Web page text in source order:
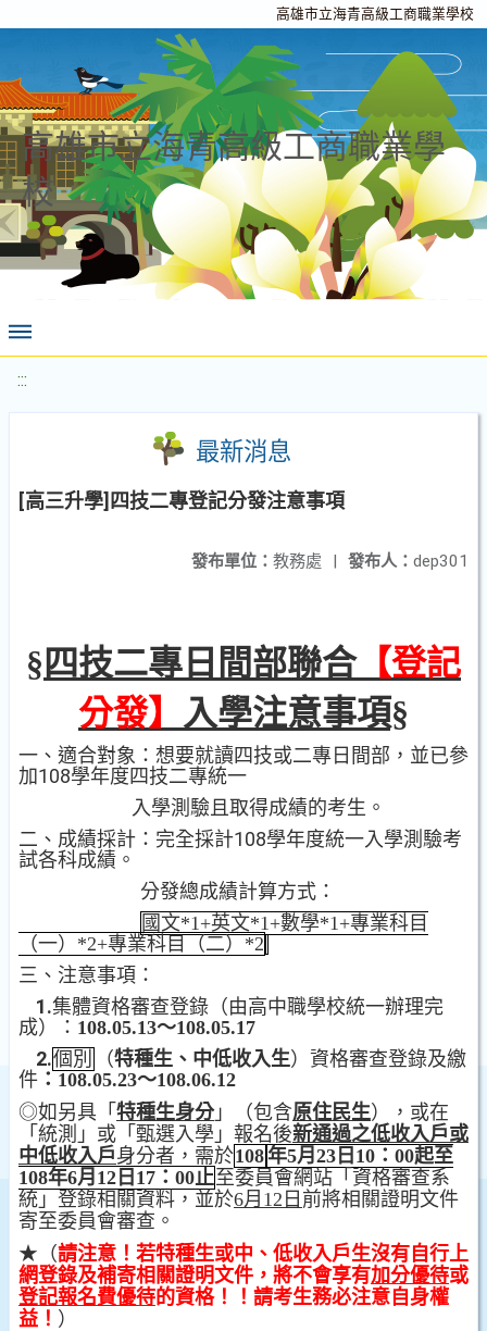
高雄市立海青高級工商職業學校
高雄市立海青高級工商職業學
校
:::
最新消息
[高三升學]四技二專登記分發注意事項
發布人： dep301
發布單位： 教務處 |
§四技二專日間部聯合【登記
分發】 入學注意事項§
一、適合對象： 想要就讀四技或二專日間部，並已參
加 108學年度四技二專統一
入學測驗且取得成績的考生。
二、成績採計： 完全採計108學年度統一入學測驗考
試各科成績。
分發總成績計算方式：
國文*1+英文*1+數學*1+專業科目
（一） *2+專業科目（二） *2
三、注意事項：
1.集體資格審查登錄 （由高中職學校統一辦理完
成）： 108.05.13～108.05.17
2.個別 （特種生、中低收入生） 資格審查登錄及繳
件 ： 108.05.23～108.06.12
◎如另具「 特種生身分」（包含原住民生），或在
「統測」或「甄選入學」報名後新通過之低收入戶或
中低收入戶身分者，需於108年5月 23日 10： 00起至
108年6月 12 日 17 ： 00止至委員會網站「資格審查系
統」登錄相關資料，並於6月 12 日 前將相關證明文件
寄至委員會審查。
★ （請注意！若特種生或中、低收入戶生沒有自行上
網登錄及補寄相關證明文件，將不會享有加分優待或
登記報名費優待的資格！！請考生務必注意自身權
益！ ）